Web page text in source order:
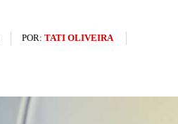
POR: TATI OLIVEIRA